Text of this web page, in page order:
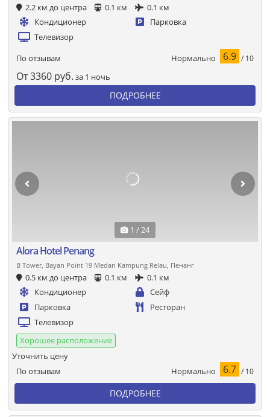
2.2 км до центра 0.1 км
0.1 км
Кондиционер
Парковка
Телевизор
По отзывам Нормально 6.9 / 10
От3360 руб. за 1 ночь
ПОДРОБНЕЕ
1 / 24
Alora Hotel Penang
B Tower, Bayan Point 19 Medan Kampung Relau, Пенанг
0.5 км до центра 0.1 км
0.1 км
Кондиционер
Сейф
Парковка
Ресторан
Телевизор
Хорошее расположение
По отзывам Нормально 6.7 / 10
Уточнить цену
ПОДРОБНЕЕ